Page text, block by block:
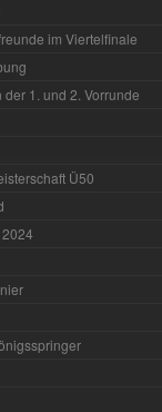
im Viertelfinale
1. und 2. Vorrunde
Ü50